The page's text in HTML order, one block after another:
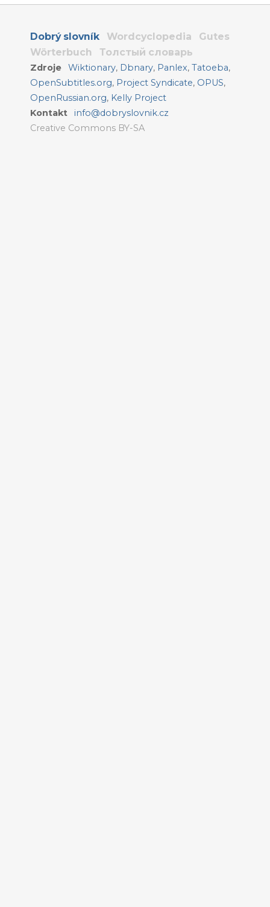
Dobrý slovník Wordcyclopedia
Gutes
Wörterbuch
Толстый словарь
Zdroje Wiktionary, Dbnary, Panlex,Tatoeba,
OpenSubtitles.org, Project Syndicate, OPUS,
OpenRussian.org, Kelly Project
Kontakt
info@dobryslovnik.cz
Creative Commons BY-SA